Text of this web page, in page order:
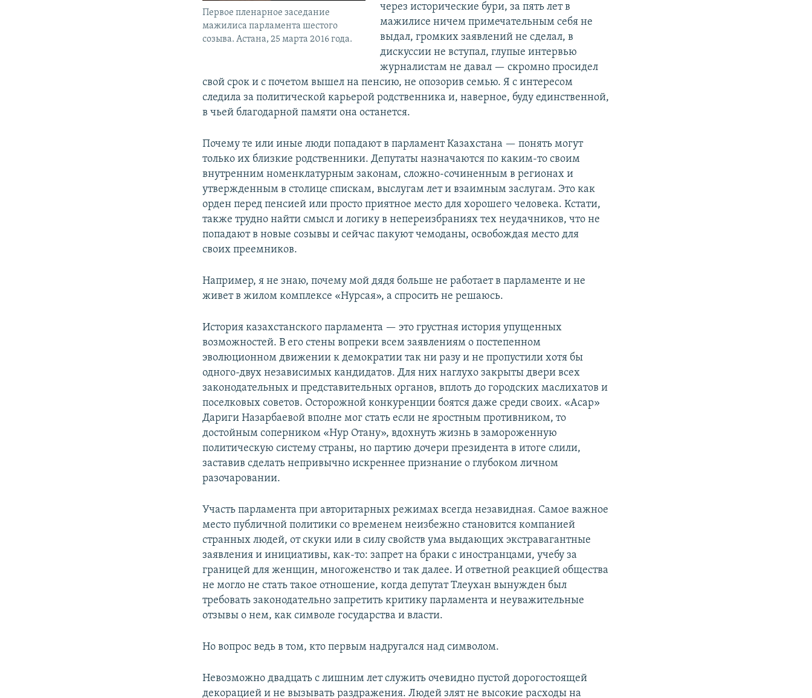
Первое пленарное заседание
мажилиса парламента шестого
созыва. Астана, 25 марта 2016 года.
через исторические бури, за пять лет в
мажилисе ничем примечательным себя не
выдал, громких заявлений не сделал, в
дискуссии не вступал, глупые интервью
журналистам не давал — скромно просидел
свой срок и с почетом вышел на пенсию, не опозорив семью. Я с интересом
следила за политической карьерой родственника и, наверное, буду единственной,
в чьей благодарной памяти она останется.
Почему те или иные люди попадают в парламент Казахстана — понять могут
только их близкие родственники. Депутаты назначаются по каким-то своим
внутренним номенклатурным законам, сложно-сочиненным в регионах и
утвержденным в столице спискам, выслугам лет и взаимным заслугам. Это как
орден перед пенсией или просто приятное место для хорошего человека. Кстати,
также трудно найти смысл и логику в непереизбраниях тех неудачников, что не
попадают в новые созывы и сейчас пакуют чемоданы, освобождая место для
своих преемников.
Например, я не знаю, почему мой дядя больше не работает в парламенте и не
живет в жилом комплексе «Нурсая», а спросить не решаюсь.
История казахстанского парламента — это грустная история упущенных
возможностей. В его стены вопреки всем заявлениям о постепенном
эволюционном движении к демократии так ни разу и не пропустили хотя бы
одного-двух независимых кандидатов. Для них наглухо закрыты двери всех
законодательных и представительных органов, вплоть до городских маслихатов и
поселковых советов. Осторожной конкуренции боятся даже среди своих. «Асар»
Дариги Назарбаевой вполне мог стать если не яростным противником, то
достойным соперником «Нур Отану», вдохнуть жизнь в замороженную
политическую систему страны, но партию дочери президента в итоге слили,
заставив сделать непривычно искреннее признание о глубоком личном
разочаровании.
Участь парламента при авторитарных режимах всегда незавидная. Самое важное
место публичной политики со временем неизбежно становится компанией
странных людей, от скуки или в силу свойств ума выдающих экстравагантные
заявления и инициативы, как-то: запрет на браки с иностранцами, учебу за
границей для женщин, многоженство и так далее. И ответной реакцией общества
не могло не стать такое отношение, когда депутат Тлеухан вынужден был
требовать законодательно запретить критику парламента и неуважительные
отзывы о нем, как символе государства и власти.
Но вопрос ведь в том, кто первым надругался над символом.
Невозможно двадцать с лишним лет служить очевидно пустой дорогостоящей
декорацией и не вызывать раздражения. Людей злят не высокие расходы на